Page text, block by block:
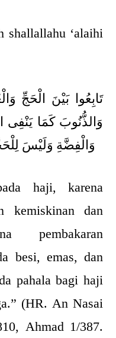
shallallahu ‘alaihi
تَابِعُوا بَيْنَ الْحَجِّ
وَالذُّنُوبَ كَمَا يَنْفِى
وَالْفِضَّةِ وَلَيْسَ
haji, karena
kemiskinan dan
pembakaran
besi, emas, dan
pahala bagi haji
(HR. An Nasai
Ahmad 1/387.